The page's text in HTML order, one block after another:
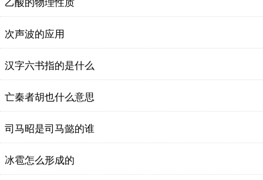
乙酸的物理性质
次声波的应用
汉字六书指的是什么
亡秦者胡也什么意思
司马昭是司马懿的谁
冰雹怎么形成的